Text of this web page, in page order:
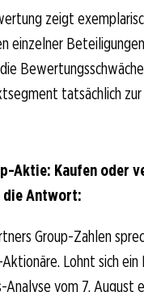
zeigt
einzelner
tatsächlich
Aktie: Kaufen oder
Antwort:
Group-Zahlen
Lohnt sich
Analyse vom 7.